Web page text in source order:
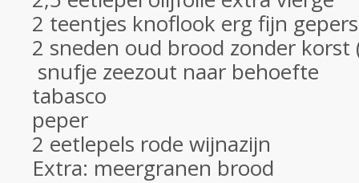
2 teentjes knoflook erg fijn
2 sneden oud brood zonder korst
snufje zeezout naar behoefte
tabasco
peper
2 eetlepels rode wijnazijn
Extra: meergranen brood